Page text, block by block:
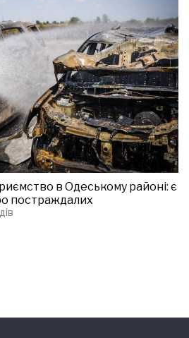
в Одеському районі: є
постраждалих